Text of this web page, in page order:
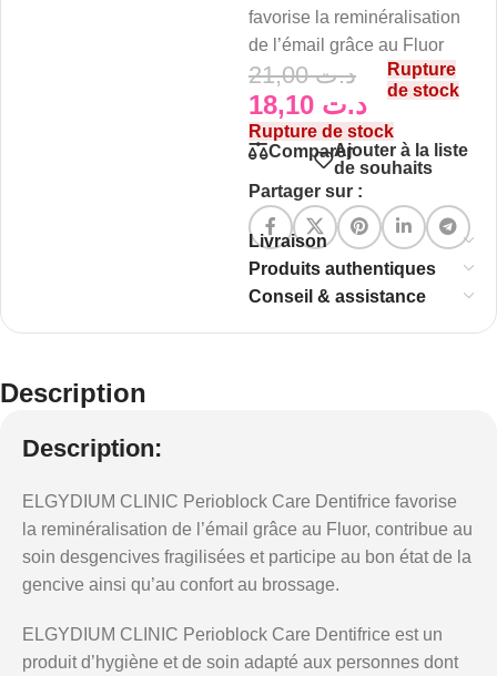
favorise la reminéralisation
de l’émail grâce au Fluor
د.ت21,00
د.ت
Rupture
de stock
Rupture de stock
ComparerAjouter à la liste
de souhaits
Partager sur :
Livraison
Produits authentiques
Conseil & assistance
Description
Description:
ELGYDIUM CLINIC Perioblock Care Dentifrice favorise
la reminéralisation de l’émail grâce au Fluor, contribue au
soin desgencives fragilisées et participe au bon état de la
gencive ainsi qu’au confort au brossage.
ELGYDIUM CLINIC Perioblock Care Dentifrice est un
produit d’hygiène et de soin adapté aux personnes dont